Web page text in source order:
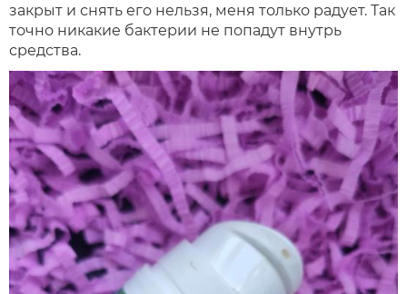
закрыт и снять его нельзя, меня только радует. Так
точно никакие бактерии не попадут внутрь
средства.